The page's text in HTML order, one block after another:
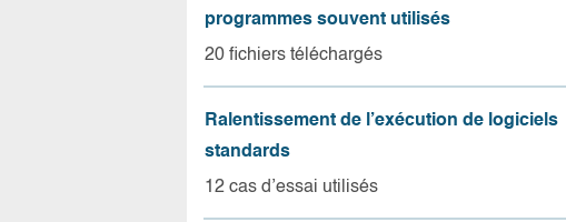
programmes souvent utilisés
20 fichiers téléchargés
Ralentissement de l’exécution de logiciels
standards
12 cas d’essai utilisés